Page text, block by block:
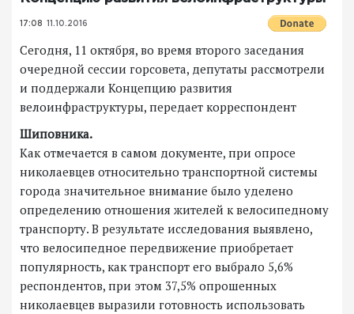
17:08 11.10.2016
Сегодня, 11 октября, во время второго заседания
очередной сессии горсовета, депутаты рассмотрели
и поддержали Концепцию развития
велоинфраструктуры, передает корреспондент
Шиповника.
Как отмечается в самом документе, при опросе
николаевцев относительно транспортной системы
города значительное внимание было уделено
определению отношения жителей к велосипедному
транспорту. В результате исследования выявлено,
что велосипедное передвижение приобретает
популярность, как транспорт его выбрало 5,6%
респондентов, при этом 37,5% опрошенных
николаевцев выразили готовность использовать